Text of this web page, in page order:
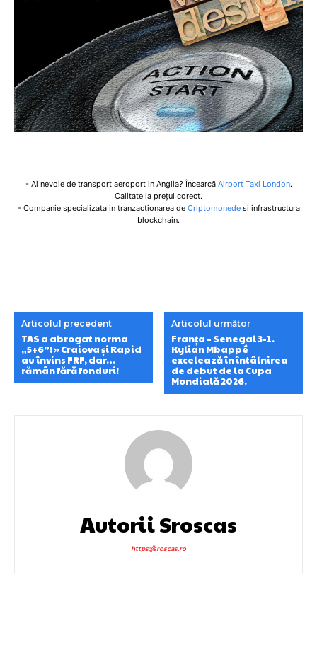
- Ai nevoie de transport aeroport in Anglia? Încearcă Airport Taxi London.
Calitate la prețul corect.
- Companie specializata in tranzactionarea de Criptomonedesi infrastructura
blockchain.
Articolul precedent
TAS a abrogat norma
„5+6”! » Craiova și Rapid
au învins FRF, dar…
rămân fără fonduri!
Articolul următor
Franța – Senegal 3-1.
Kylian Mbappé
excelează în întâlnirea
de debut de la Cupa
Mondială 2026.
Autorii Sroscas
https://sroscas.ro